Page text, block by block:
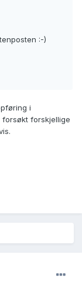
:-)
i
forsøkt forskjellige